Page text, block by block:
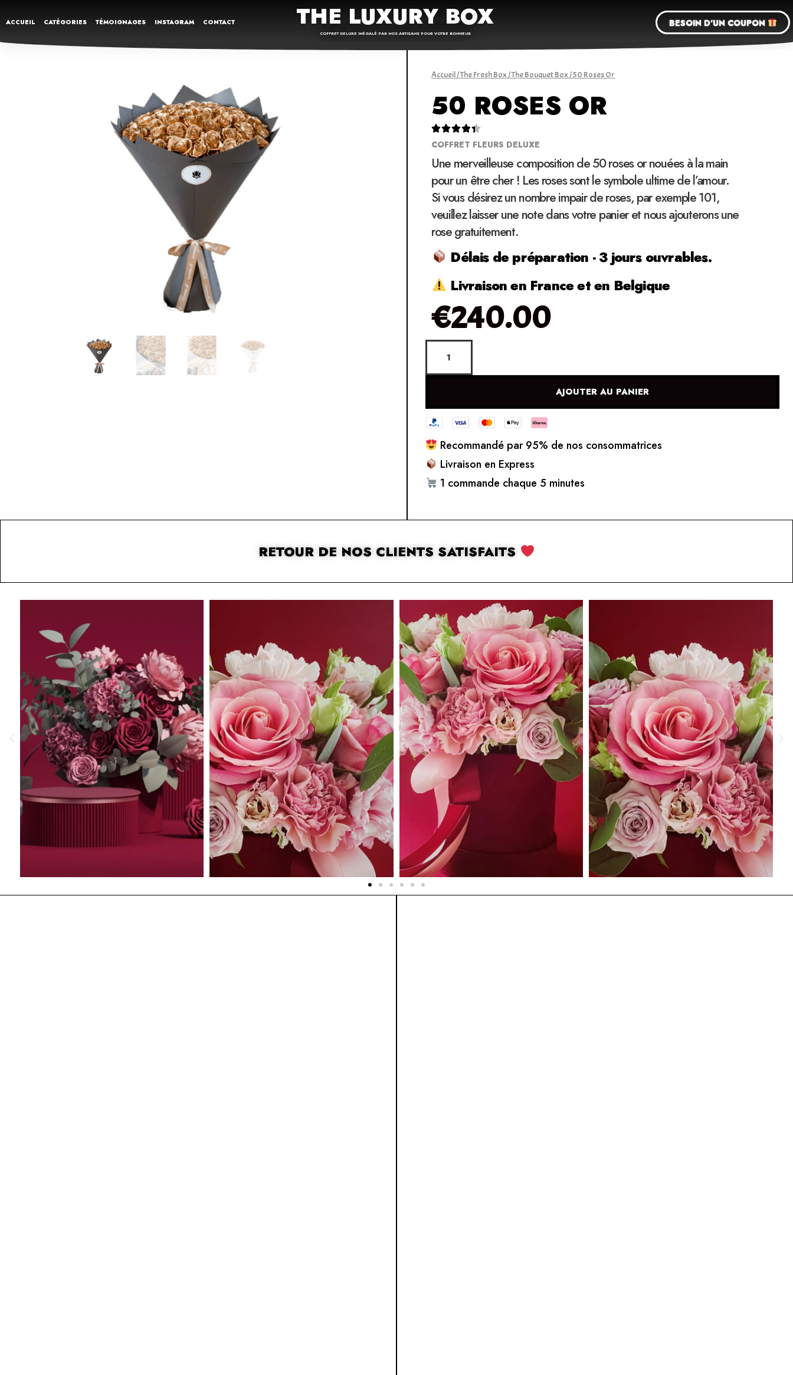
ACCUEIL CATÉGORIES TÉMOIGNAGES INSTAGRAM CONTACT THE LUXURY BOX
COFFRET DELUXE INÉGALÉ PAR NOS ARTISANS POUR VOTRE BONHEUR
BESOIN D'UN COUPON
Accueil/The Fresh Box/The Bouquet Box/ 50 Roses Or
50 ROSES OR

COFFRET FLEURS DELUXE
Une merveilleuse composition de 50 roses or nouées à la main
pour un être cher ! Les roses sont le symbole ultime de l’amour.
Si vous désirez un nombre impair de roses, par exemple 101,
veuillez laisser une note dans votre panier et nous ajouterons une
rose gratuitement.
Délais de préparation - 3 jours ouvrables.
Livraison en France et en Belgique
€240.00
AJOUTER AU PANIER
Recommandé par 95% de nos consommatrices
Livraison en Express
1 commande chaque 5 minutes
RETOUR DE NOS CLIENTS SATISFAITS